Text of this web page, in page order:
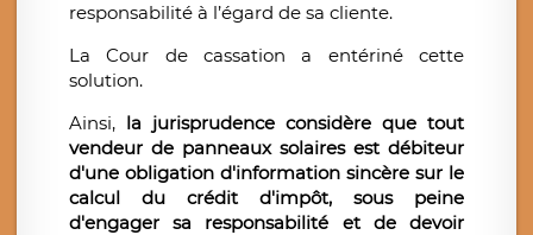
responsabilité à l’égard de sa cliente.
La Cour de cassation a entériné cette
solution.
Ainsi, la jurisprudence considère que tout
vendeur de panneaux solaires est débiteur
d'une obligation d'information sincère sur le
calcul du crédit d'impôt, sous peine
d'engager sa responsabilité et de devoir